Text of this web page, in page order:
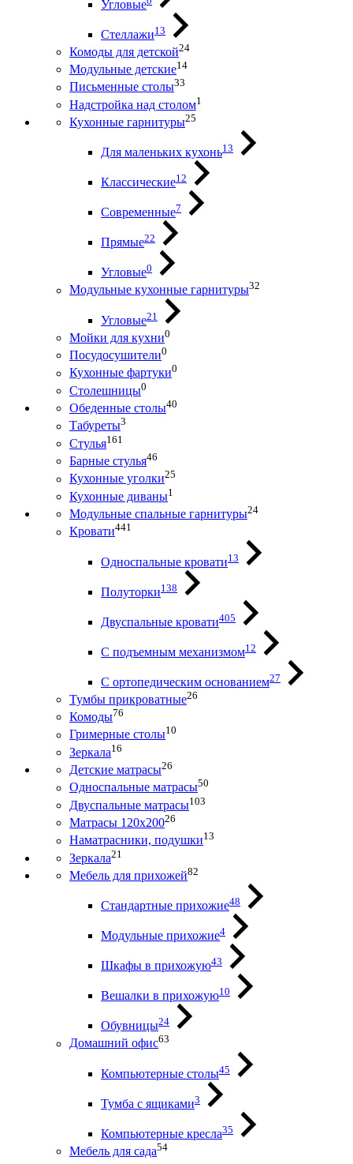
Угловые
Стеллажи13
Комоды для детской24
Модульные детские14
Письменные столы33
Надстройка над столом1
Кухонные гарнитуры25
Для маленьких кухонь13
Классические12
Современные7
Прямые22
Угловые0
Модульные кухонные гарнитуры32
Угловые21
Мойки для кухни0
Посудосушители0
Кухонные фартуки0
Столешницы0
Обеденные столы40
Табуреты3
Стулья161
Барные стулья46
Кухонные уголки25
Кухонные диваны1
Модульные спальные гарнитуры24
Кровати441
Односпальные кровати13
Полуторки138
Двуспальные кровати405
С подъемным механизмом12
С ортопедическим основанием27
Тумбы прикроватные26
Комоды76
Гримерные столы10
Зеркала16
Детские матрасы26
Односпальные матрасы50
Двуспальные матрасы103
Матрасы 120х20026
Наматрасники, подушки13
Зеркала21
Мебель для прихожей82
Стандартные прихожие48
Модульные прихожие4
Шкафы в прихожую43
Вешалки в прихожую10
Обувницы24
Домашний офис63
Компьютерные столы45
Тумба с ящиками3
Компьютерные кресла35
Мебель для сада54